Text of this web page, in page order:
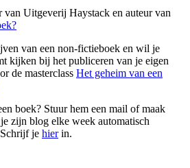
van Uitgeverij Haystack en auteur van
van een non-fictieboek en wil je
kijken bij het publiceren van je eigen
de masterclass Het geheim van een
boek? Stuur hem een mail of maak
zijn blog elke week automatisch
je hierin.